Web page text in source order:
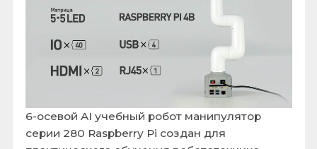
управление через приложение или геймпад,
обучение движением (Drag&Teach) и
подходит для практических курсов и
лабораторий — от школьных STEM-занятий
до вузовских курсов по ROS и
Возможности учебного
робота манипулятора
Кобот позволяет: